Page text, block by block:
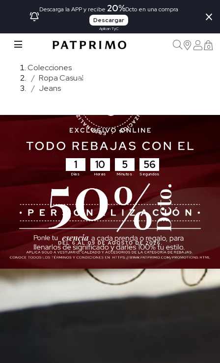
Descarga la APP y recibe 20%Dcto en una compra
Descargar
Aplican TyC
×
0
Colecciones
Ropa Casual
Jeans
1
Días
10
Horas
5
Minutos
54
Segundos